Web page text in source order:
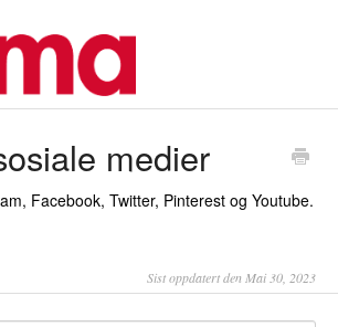
medier
Facebook, Twitter, Pinterest og Youtube.
Sist oppdatert den Mai 30, 2023